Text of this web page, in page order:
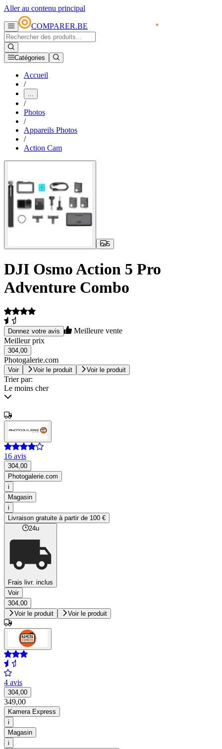
Aller au contenu principal
COMPARER.BE
Catégories
Accueil
/
...
/
Photos
/
Appareils Photos
/
Action Cam
5
DJI Osmo Action 5 Pro
Adventure Combo
Donnez votre avis
Meilleure vente
Meilleur prix
304,00
Photogalerie.com
Voir Voir le produit Voir le produit
Trier par:
Le moins cher
16 avis
304,00
Photogalerie.com
i
Magasin
i
Livraison gratuite à partir de 100 €
24u
Frais livr. inclus
Voir
304,00
Voir le produit
Voir le produit
4 avis
304,00
349,00
Kamera Express
i
Magasin
i